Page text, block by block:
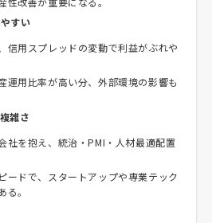
すい
信用スプレッドの変動で利益がぶれや
運用比率が高い分、外部環境の影響も
雑さ
社を抱え、統治・PMI・人材最適配置
ードで、スタートアップや専業テック
。